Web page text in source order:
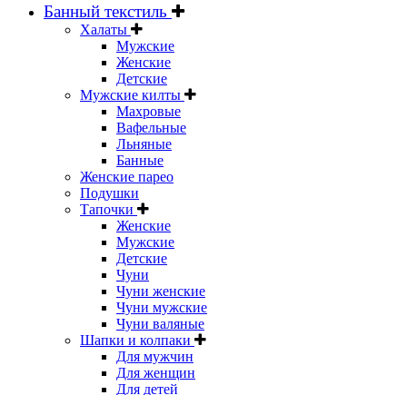
Банный текстиль
Халаты
Мужские
Женские
Детские
Мужские килты
Махровые
Вафельные
Льняные
Банные
Женские парео
Подушки
Тапочки
Женские
Мужские
Детские
Чуни
Чуни женские
Чуни мужские
Чуни валяные
Шапки и колпаки
Для мужчин
Для женщин
Для детей